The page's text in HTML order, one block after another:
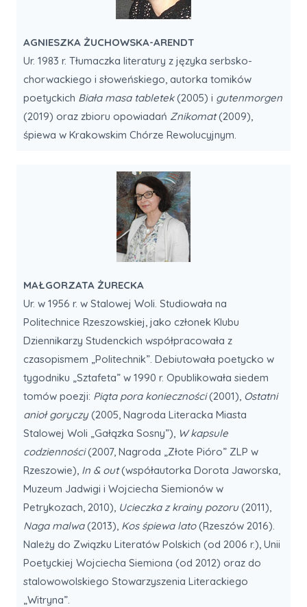
AGNIESZKA ŻUCHOWSKA-ARENDT
Ur. 1983 r. Tłumaczka literatury z języka serbsko-
chorwackiego i słoweńskiego, autorka tomików
poetyckich Biała masa tabletek(2005) i gutenmorgen
(2019) oraz zbioru opowiadań Znikomat(2009),
śpiewa w Krakowskim Chórze Rewolucyjnym.
MAŁGORZATA ŻURECKA
Ur. w 1956 r. w Stalowej Woli. Studiowała na
Politechnice Rzeszowskiej, jako członek Klubu
Dziennikarzy Studenckich współpracowała z
czasopismem „Politechnik”. Debiutowała poetycko w
tygodniku „Sztafeta” w 1990 r. Opublikowała siedem
tomów poezji: Piąta pora konieczności(2001), Ostatni
anioł goryczy(2005, Nagroda Literacka Miasta
Stalowej Woli „Gałązka Sosny”), W kapsule
codzienności(2007, Nagroda „Złote Pióro” ZLP w
Rzeszowie), In & out(współautorka Dorota Jaworska,
Muzeum Jadwigi i Wojciecha Siemionów w
Petrykozach, 2010), Ucieczka z krainy pozoru(2011),
Naga malwa(2013), Kos śpiewa lato(Rzeszów 2016).
Należy do Związku Literatów Polskich (od 2006 r.), Unii
Poetyckiej Wojciecha Siemiona (od 2012) oraz do
stalowowolskiego Stowarzyszenia Literackiego
„Witryna”.